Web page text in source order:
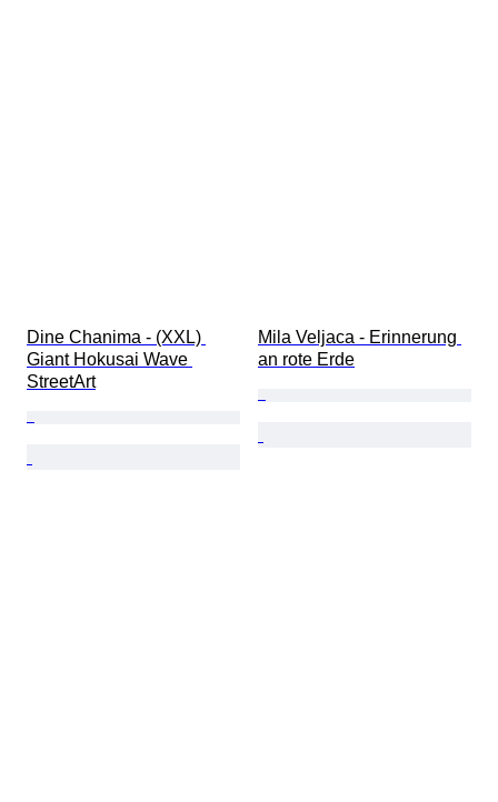
Dine Chanima - (XXL)
Giant Hokusai Wave
StreetArt
Mila Veljaca - Erinnerung
an rote Erde